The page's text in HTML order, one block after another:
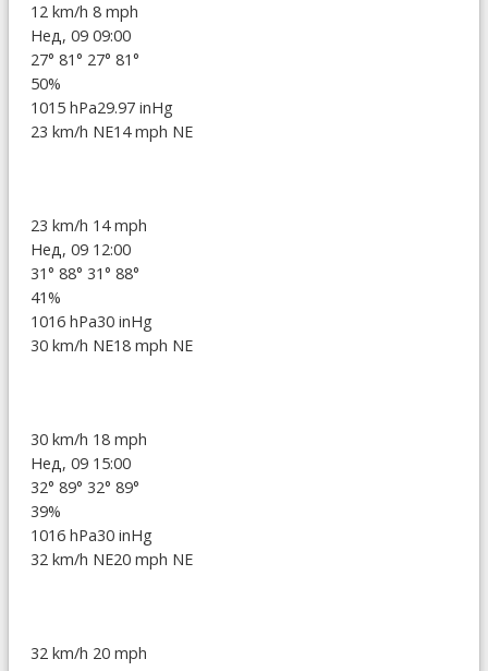
12 km/h 8 mph
Нед, 09 09:00
27° 81° 27° 81°
50%
1015 hPa29.97 inHg
23 km/h NE14 mph NE
23 km/h 14 mph
Нед, 09 12:00
31° 88° 31° 88°
41%
1016 hPa30 inHg
30 km/h NE18 mph NE
30 km/h 18 mph
Нед, 09 15:00
32° 89° 32° 89°
39%
1016 hPa30 inHg
32 km/h NE20 mph NE
32 km/h 20 mph